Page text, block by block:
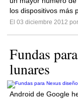
los dispositivos más
El 03 diciembre 2012 por
Fundas
lunares
Android de Google